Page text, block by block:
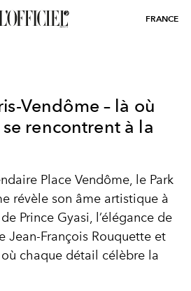
FRANCE
Vendôme – là où
rencontrent à la
Place Vendôme, le Park
révèle son âme artistique à
Prince Gyasi, l’élégance de
Jean-François Rouquette et
où chaque détail célèbre la